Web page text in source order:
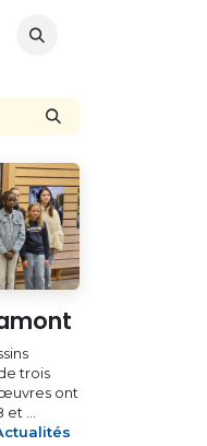
trois
ont
...